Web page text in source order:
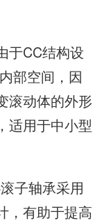
于CC结构设
部空间，因
滚动体的外形
适用于中小型
子轴承采用
，有助于提高